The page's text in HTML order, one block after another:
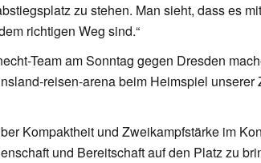
zu stehen. Man sieht, dass es
richtigen Weg sind.“
Team am Sonntag gegen Dresden
reisen-arena beim Heimspiel unserer
Kompaktheit und Zweikampfstärke im
und Bereitschaft auf den Platz zu